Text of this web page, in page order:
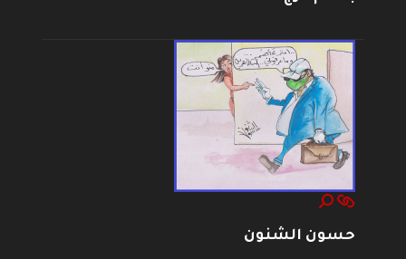
حسون الشنون